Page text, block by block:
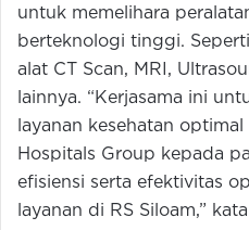
untuk memelihara
berteknologi tinggi.
alat CT Scan, MRI,
lainnya. “Kerjasama ini
layanan kesehatan
Hospitals Group kepada
efisiensi serta efektivitas
layanan di RS Siloam,”